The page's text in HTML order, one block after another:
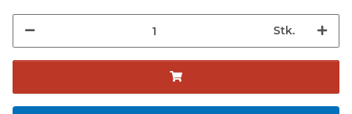
Stk.